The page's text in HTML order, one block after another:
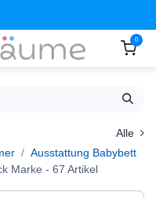
0
Alle
Ausstattung Babybett
Marke - 67 Artikel